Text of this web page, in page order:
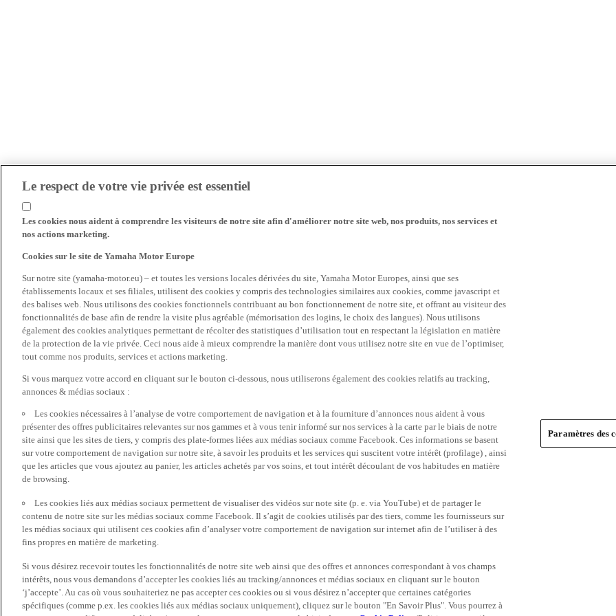
Le respect de votre vie privée est essentiel
Les cookies nous aident à comprendre les visiteurs de notre site afin d'améliorer notre site web, nos produits, nos services et
nos actions marketing.
Cookies sur le site de Yamaha Motor Europe
Sur notre site (yamaha-motor.eu) – et toutes les versions locales dérivées du site, Yamaha Motor Europes, ainsi que ses
établissements locaux et ses filiales, utilisent des cookies y compris des technologies similaires aux cookies, comme javascript et
des balises web. Nous utilisons des cookies fonctionnels contribuant au bon fonctionnement de notre site, et offrant au visiteur des
fonctionnalités de base afin de rendre la visite plus agréable (mémorisation des logins, le choix des langues). Nous utilisons
également des cookies analytiques permettant de récolter des statistiques d’utilisation tout en respectant la législation en matière
de la protection de la vie privée. Ceci nous aide à mieux comprendre la manière dont vous utilisez notre site en vue de l’optimiser,
tout comme nos produits, services et actions marketing.
Si vous marquez votre accord en cliquant sur le bouton ci-dessous, nous utiliserons également des cookies relatifs au tracking,
annonces & médias sociaux :
Les cookies nécessaires à l’analyse de votre comportement de navigation et à la fourniture d’annonces nous aident à vous
présenter des offres publicitaires relevantes sur nos gammes et à vous tenir informé sur nos services à la carte par le biais de notre
site ainsi que les sites de tiers, y compris des plate-formes liées aux médias sociaux comme Facebook. Ces informations se basent
sur votre comportement de navigation sur notre site, à savoir les produits et les services qui suscitent votre intérêt (profilage) , ainsi
que les articles que vous ajoutez au panier, les articles achetés par vos soins, et tout intérêt découlant de vos habitudes en matière
de browsing.
Les cookies liés aux médias sociaux permettent de visualiser des vidéos sur note site (p. e. via YouTube) et de partager le
contenu de notre site sur les médias sociaux comme Facebook. Il s’agit de cookies utilisés par des tiers, comme les fournisseurs sur
les médias sociaux qui utilisent ces cookies afin d’analyser votre comportement de navigation sur internet afin de l’utiliser à des
fins propres en matière de marketing.
Si vous désirez recevoir toutes les fonctionnalités de notre site web ainsi que des offres et annonces correspondant à vos champs
intérêts, nous vous demandons d’accepter les cookies liés au tracking/annonces et médias sociaux en cliquant sur le bouton
‘j’accepte’. Au cas où vous souhaiteriez ne pas accepter ces cookies ou si vous désirez n’accepter que certaines catégories
spécifiques (comme p.ex. les cookies liés aux médias sociaux uniquement), cliquez sur le bouton "En Savoir Plus". Vous pourrez à
Paramètres des